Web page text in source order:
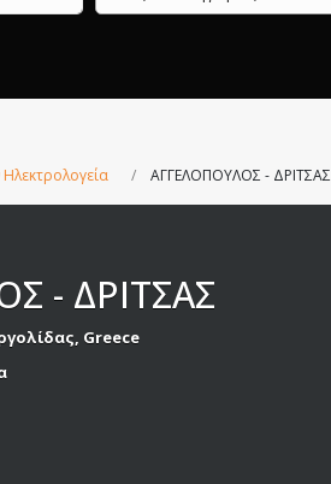
ΑΓΓΕΛΟΠΟΥΛΟΣ - ΔΡΙΤΣΑΣ
- ΔΡΙΤΣΑΣ
Greece